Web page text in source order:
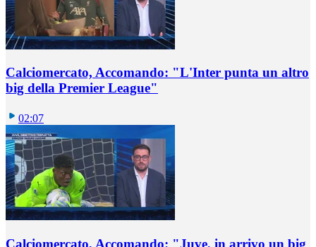
Calciomercato, Accomando: "L'Inter punta un altro
big della Premier League"
02:07
Calciomercato, Accomando: "Juve, in arrivo un big